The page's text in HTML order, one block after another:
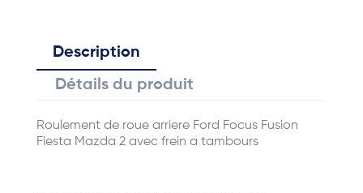
Description
Détails du produit
Roulement de roue arriere Ford Focus Fusion
Fiesta Mazda 2 avec frein a tambours